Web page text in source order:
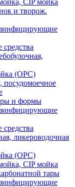
CIP мойка
и творож.
(ОРС)
посудомоечное
и формы
ликероводочная
(ОРС)
CIP мойка
тары